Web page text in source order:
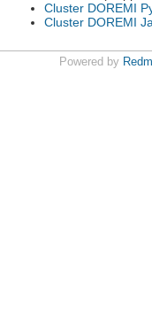
Cluster DOREMI
Cluster DOREMI
Powered by